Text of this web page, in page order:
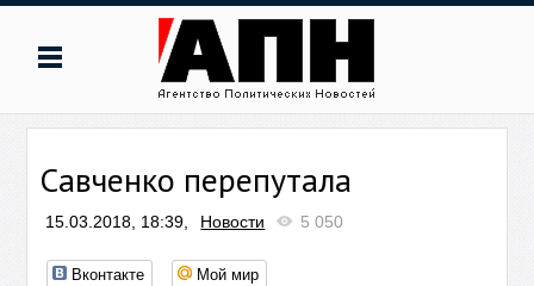
Савченко перепутала
15.03.2018, 18:39, Новости 5 050
Вконтакте Мой мир